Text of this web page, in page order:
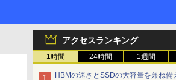
アクセスランキング
1時間 24時間 1週間
HBMの速さとSSDの大容量を兼ね備